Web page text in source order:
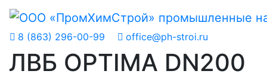
8 (863) 296-00-99 office@ph-stroi.ru
ЛВБ OPTIMA DN200